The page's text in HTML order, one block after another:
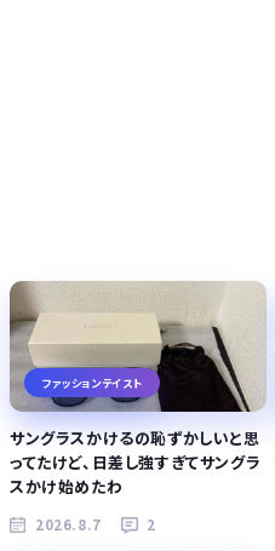
ファッションテイスト
サングラスかけるの恥ずかしいと思
ってたけど、日差し強すぎてサングラ
スかけ始めたわ
2026.8.7 2